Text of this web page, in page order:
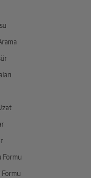
olarak faturası ile birlikte
sağladıktan sonra İade
Formu
Formu